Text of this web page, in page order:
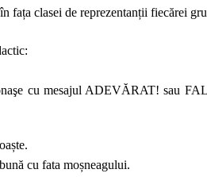
fața clasei de reprezentanții fiecărei
cu mesajul ADEVĂRAT! sau
cu fata moșneagului.